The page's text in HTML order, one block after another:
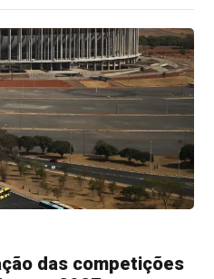
das competições